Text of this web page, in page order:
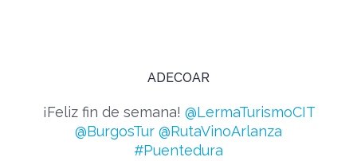
ADECOAR
¡Feliz fin de semana! @LermaTurismoCIT
@BurgosTur @RutaVinoArlanza
#Puentedura